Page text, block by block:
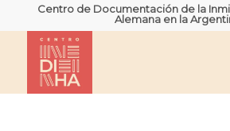
Centro de Documentación de la
Alemana en la